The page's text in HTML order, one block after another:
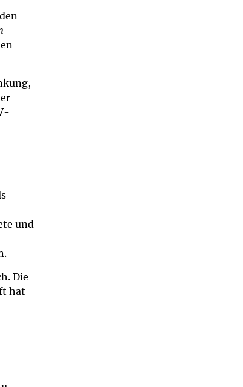
und
Die
hat